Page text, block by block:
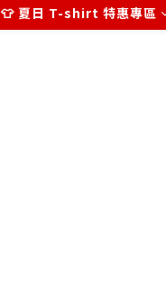
👕 夏日 T-shirt 特惠專區